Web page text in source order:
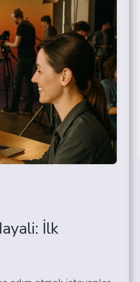
İlk